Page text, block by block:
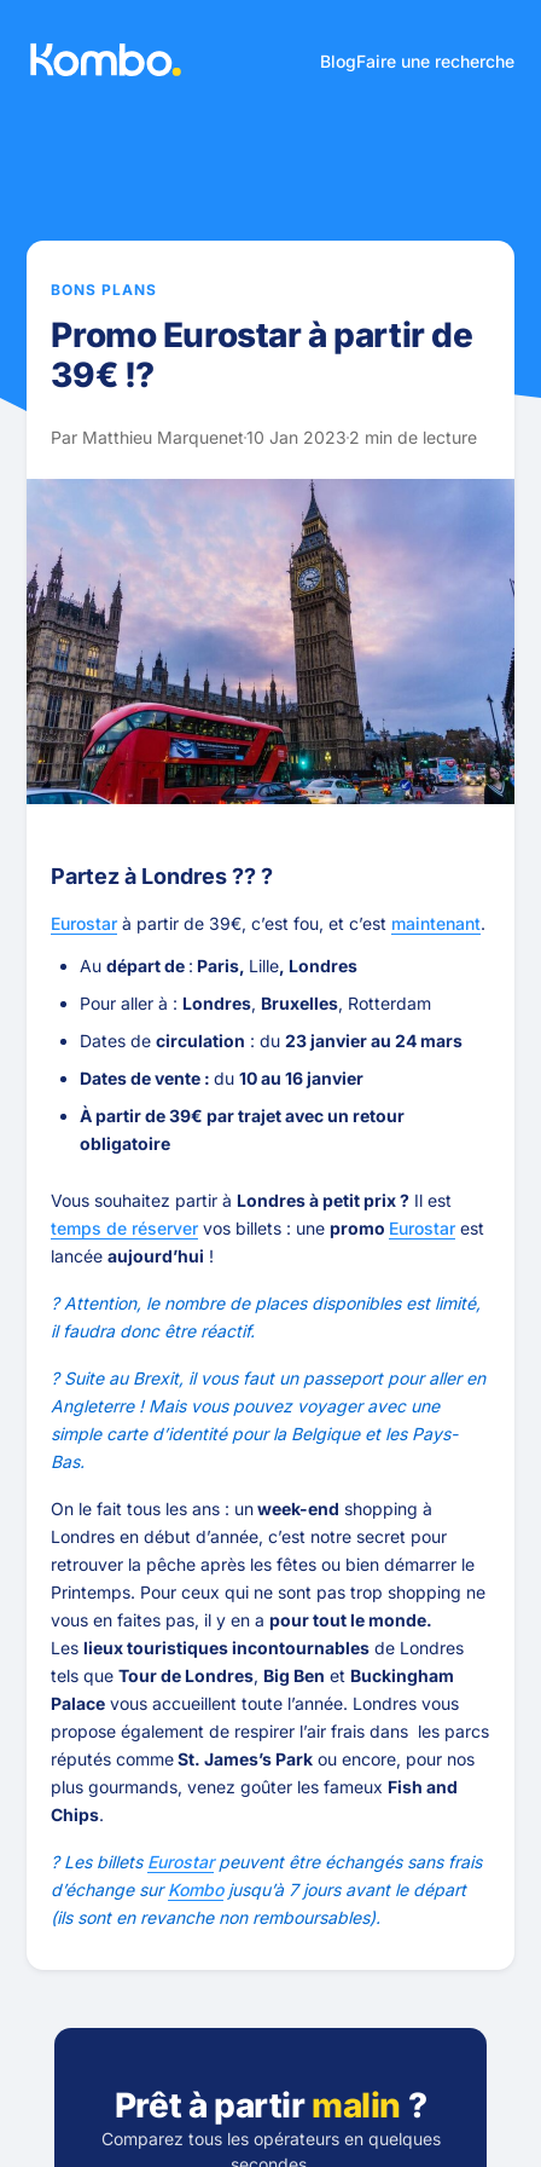
BlogFaire une recherche
BONS PLANS
Promo Eurostar à partir de
39€ !?
Par Matthieu Marquenet10 Jan 20232 min de lecture
Partez à Londres ?? ?
Eurostar à partir de 39€, c’est fou, et c’est maintenant.
Audépart de : Paris, Lille, Londres
Pour aller à : Londres, Bruxelles, Rotterdam
Dates decirculation : du23 janvier au 24 mars
Dates de vente :du10 au 16 janvier
À partir de 39€ par trajet avec un retour
obligatoire
Vous souhaitez partir à Londres à petit prix ? Il est
temps de réserver vos billets : unepromo Eurostar est
lancéeaujourd’hui !
? Attention, le nombre de places disponibles est limité,
il faudra donc être réactif.
? Suite au Brexit, il vous faut un passeport pour aller en
Angleterre ! Mais vous pouvez voyager avec une
simple carte d’identité pour la Belgique et les Pays-
Bas.
On le fait tous les ans : unweek-end shopping à
Londres en début d’année, c’est notre secret pour
retrouver la pêche après les fêtes ou bien démarrer le
Printemps. Pour ceux qui ne sont pas trop shopping ne
vous en faites pas, il y en apour tout le monde.
Leslieux touristiques incontournables de Londres
tels queTour de Londres, Big Ben et Buckingham
Palace vous accueillent toute l’année. Londres vous
propose également de respirer l’air frais dans les parcs
réputés commeSt. James’s Park ou encore, pour nos
plus gourmands, venez goûter les fameux Fish and
Chips.
? Les billets Eurostarpeuvent être échangés sans frais
d’échange surKombojusqu’à 7 jours avant le départ
(ils sont en revanche non remboursables).
Prêt à partirmalin ?
Comparez tous les opérateurs en quelques